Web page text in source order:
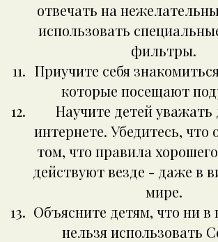
отвечать на
использовать
фильтры.
Приучите себя
которые посещают
Научите детей уважать
интернете. Убедитесь, что
том, что правила
действуют везде - даже в
мире.
Объясните детям, что ни в
нельзя использовать